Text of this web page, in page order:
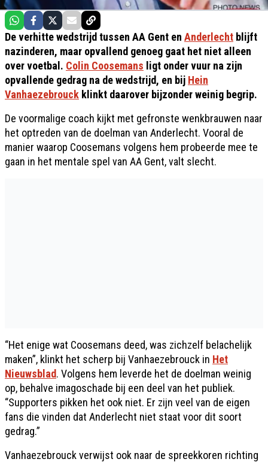
De verhitte wedstrijd tussen AA Gent en Anderlecht blijft
nazinderen, maar opvallend genoeg gaat het niet alleen
over voetbal. Colin Coosemans ligt onder vuur na zijn
opvallende gedrag na de wedstrijd, en bij Hein
Vanhaezebrouck klinkt daarover bijzonder weinig begrip.
De voormalige coach kijkt met gefronste wenkbrauwen naar
het optreden van de doelman van Anderlecht. Vooral de
manier waarop Coosemans volgens hem probeerde mee te
gaan in het mentale spel van AA Gent, valt slecht.
“Het enige wat Coosemans deed, was zichzelf belachelijk
maken”, klinkt het scherp bij Vanhaezebrouck in Het
Nieuwsblad. Volgens hem leverde het de doelman weinig
op, behalve imagoschade bij een deel van het publiek.
“Supporters pikken het ook niet. Er zijn veel van de eigen
fans die vinden dat Anderlecht niet staat voor dit soort
gedrag.”
Vanhaezebrouck verwijst ook naar de spreekkoren richting